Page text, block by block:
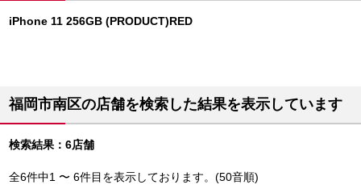
iPhone 11 256GB (PRODUCT)RED
福岡市南区の店舗を検索した結果を表示しています
検索結果：6店舗
全6件中1 〜 6件目を表示しております。(50音順)